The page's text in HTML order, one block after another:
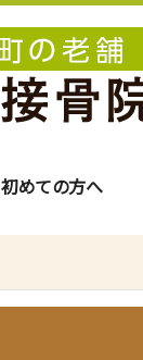
初めての方へ